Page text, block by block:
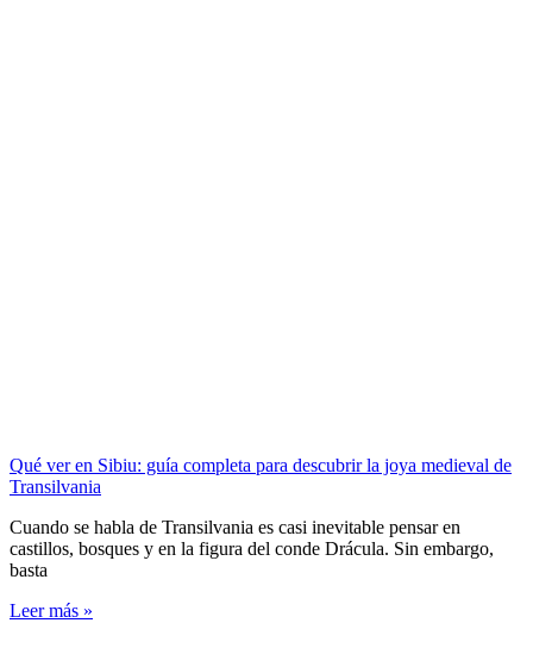
Qué ver en Sibiu: guía completa para descubrir la joya medieval de
Transilvania
Cuando se habla de Transilvania es casi inevitable pensar en
castillos, bosques y en la figura del conde Drácula. Sin embargo,
basta
Leer más »